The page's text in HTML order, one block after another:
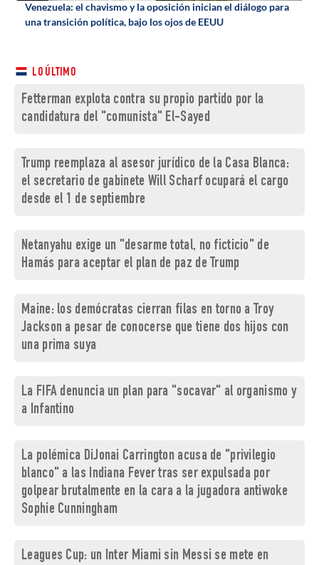
Venezuela: el chavismo y la oposición inician el diálogo para
una transición política, bajo los ojos de EEUU
LO ÚLTIMO
Fetterman explota contra su propio partido por la
candidatura del "comunista" El-Sayed
Trump reemplaza al asesor jurídico de la Casa Blanca:
el secretario de gabinete Will Scharf ocupará el cargo
desde el 1 de septiembre
Netanyahu exige un "desarme total, no ficticio" de
Hamás para aceptar el plan de paz de Trump
Maine: los demócratas cierran filas en torno a Troy
Jackson a pesar de conocerse que tiene dos hijos con
una prima suya
La FIFA denuncia un plan para "socavar" al organismo y
a Infantino
La polémica DiJonai Carrington acusa de "privilegio
blanco" a las Indiana Fever tras ser expulsada por
golpear brutalmente en la cara a la jugadora antiwoke
Sophie Cunningham
Leagues Cup: un Inter Miami sin Messi se mete en